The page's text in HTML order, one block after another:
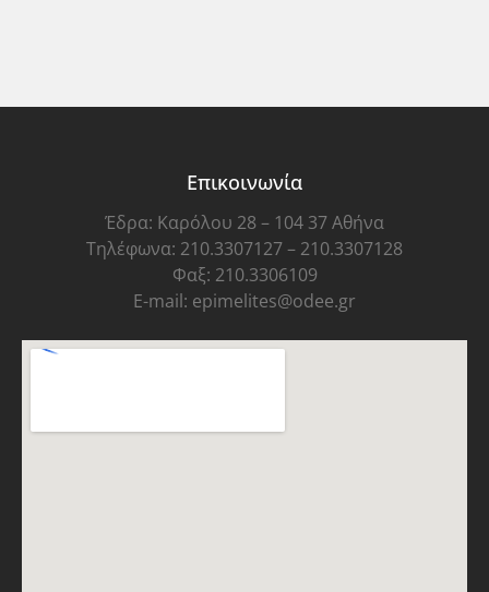
Επικοινωνία
Έδρα: Καρόλου 28 – 104 37 Αθήνα
Τηλέφωνα: 210.3307127 – 210.3307128
Φαξ: 210.3306109
E-mail: epimelites@odee.gr